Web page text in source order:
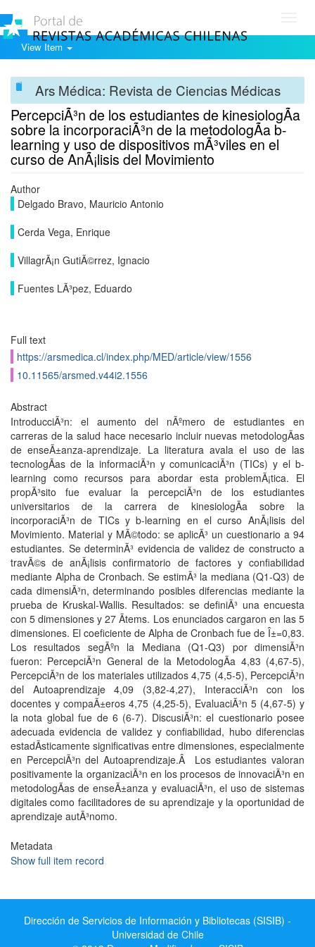
View Item
Ars Médica: Revista de Ciencias Médicas
PercepciÃ³n de los estudiantes de kinesiologÃ­a
sobre la incorporaciÃ³n de la metodologÃ­a b-
learning y uso de dispositivos mÃ³viles en el
curso de AnÃ¡lisis del Movimiento
Author
Delgado Bravo, Mauricio Antonio
Cerda Vega, Enrique
VillagrÃ¡n GutiÃ©rrez, Ignacio
Fuentes LÃ³pez, Eduardo
Full text
https://arsmedica.cl/index.php/MED/article/view/1556
10.11565/arsmed.v44i2.1556
Abstract
IntroducciÃ³n: el aumento del nÃºmero de estudiantes en
carreras de la salud hace necesario incluir nuevas metodologÃ­as
de enseÃ±anza-aprendizaje. La literatura avala el uso de las
tecnologÃ­as de la informaciÃ³n y comunicaciÃ³n (TICs) y el b-
learning como recursos para abordar esta problemÃ¡tica. El
propÃ³sito fue evaluar la percepciÃ³n de los estudiantes
universitarios de la carrera de kinesiologÃ­a sobre la
incorporaciÃ³n de TICs y b-learning en el curso AnÃ¡lisis del
Movimiento. Material y MÃ©todo: se aplicÃ³ un cuestionario a 94
estudiantes. Se determinÃ³ evidencia de validez de constructo a
travÃ©s de anÃ¡lisis confirmatorio de factores y confiabilidad
mediante Alpha de Cronbach. Se estimÃ³ la mediana (Q1-Q3) de
cada dimensiÃ³n, determinando posibles diferencias mediante la
prueba de Kruskal-Wallis. Resultados: se definiÃ³ una encuesta
con 5 dimensiones y 27 Ã­tems. Los enunciados cargaron en las 5
dimensiones. El coeficiente de Alpha de Cronbach fue de Î±=0,83.
Los resultados segÃºn la Mediana (Q1-Q3) por dimensiÃ³n
fueron: PercepciÃ³n General de la MetodologÃ­a 4,83 (4,67-5),
PercepciÃ³n de los materiales utilizados 4,75 (4,5-5), PercepciÃ³n
del Autoaprendizaje 4,09 (3,82-4,27), InteracciÃ³n con los
docentes y compaÃ±eros 4,75 (4,25-5), EvaluaciÃ³n 5 (4,67-5) y
la nota global fue de 6 (6-7). DiscusiÃ³n: el cuestionario posee
adecuada evidencia de validez y confiabilidad, hubo diferencias
estadÃ­sticamente significativas entre dimensiones, especialmente
en PercepciÃ³n del Autoaprendizaje.Â Los estudiantes valoran
positivamente la organizaciÃ³n en los procesos de innovaciÃ³n en
metodologÃ­as de enseÃ±anza y evaluaciÃ³n, el uso de sistemas
digitales como facilitadores de su aprendizaje y la oportunidad de
aprendizaje autÃ³nomo.
Metadata
Show full item record
Dirección de Servicios de Información y Bibliotecas (SISIB) -
Universidad de Chile